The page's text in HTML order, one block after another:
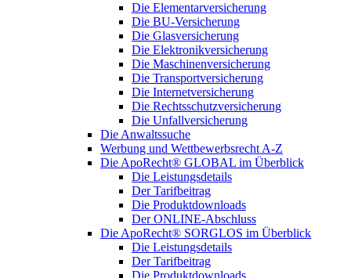
Die Elementarversicherung
Die BU-Versicherung
Die Glasversicherung
Die Elektronikversicherung
Die Maschinenversicherung
Die Transportversicherung
Die Internetversicherung
Die Rechtsschutzversicherung
Die Unfallversicherung
Die Anwaltssuche
Werbung und Wettbewerbsrecht A-Z
Die ApoRecht® GLOBAL im Überblick
Die Leistungsdetails
Der Tarifbeitrag
Die Produktdownloads
Der ONLINE-Abschluss
Die ApoRecht® SORGLOS im Überblick
Die Leistungsdetails
Der Tarifbeitrag
Die Produktdownloads